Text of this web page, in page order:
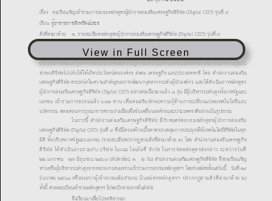
View in Full Screen